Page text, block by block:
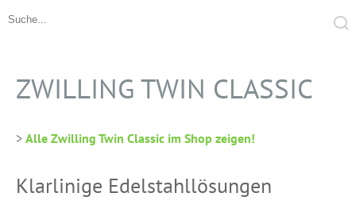
ZWILLING TWIN CLASSIC
> Alle Zwilling Twin Classic im Shop zeigen!
Klarlinige Edelstahllösungen